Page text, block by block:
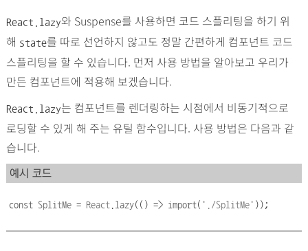
React.lazy와 Suspense를 사용하면 코드 스플리팅을 하기 위
해 state를 따로 선언하지 않고도 정말 간편하게 컴포넌트 코드
스플리팅을 할 수 있습니다. 먼저 사용 방법을 알아보고 우리가
만든 컴포넌트에 적용해 보겠습니다.
React.lazy는 컴포넌트를 렌더링하는 시점에서 비동기적으로
로딩할 수 있게 해 주는 유틸 함수입니다. 사용 방법은 다음과 같
습니다.
예시 코드
const SplitMe = React lazy(() => import( ' ./SplitMe ' ));